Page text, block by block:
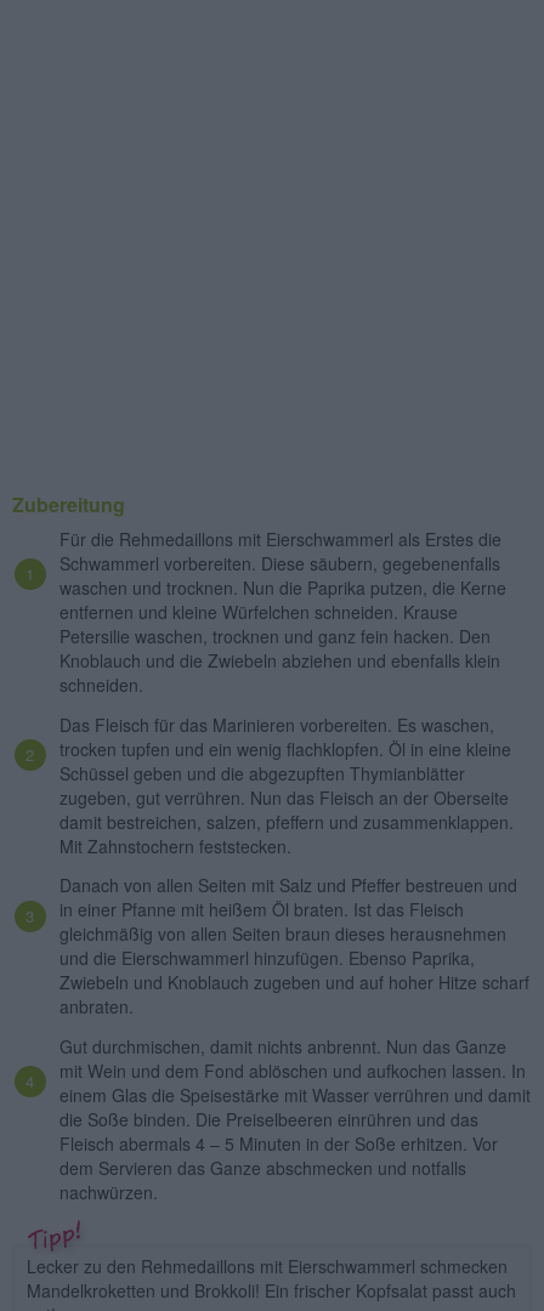
Zubereitung
Für die Rehmedaillons mit Eierschwammerl als Erstes die
Schwammerl vorbereiten. Diese säubern, gegebenenfalls
waschen und trocknen. Nun die Paprika putzen, die Kerne
entfernen und kleine Würfelchen schneiden. Krause
Petersilie waschen, trocknen und ganz fein hacken. Den
Knoblauch und die Zwiebeln abziehen und ebenfalls klein
schneiden.
Das Fleisch für das Marinieren vorbereiten. Es waschen,
trocken tupfen und ein wenig flachklopfen. Öl in eine kleine
Schüssel geben und die abgezupften Thymianblätter
zugeben, gut verrühren. Nun das Fleisch an der Oberseite
damit bestreichen, salzen, pfeffern und zusammenklappen.
Mit Zahnstochern feststecken.
Danach von allen Seiten mit Salz und Pfeffer bestreuen und
in einer Pfanne mit heißem Öl braten. Ist das Fleisch
gleichmäßig von allen Seiten braun dieses herausnehmen
und die Eierschwammerl hinzufügen. Ebenso Paprika,
Zwiebeln und Knoblauch zugeben und auf hoher Hitze scharf
anbraten.
Gut durchmischen, damit nichts anbrennt. Nun das Ganze
mit Wein und dem Fond ablöschen und aufkochen lassen. In
einem Glas die Speisestärke mit Wasser verrühren und damit
die Soße binden. Die Preiselbeeren einrühren und das
Fleisch abermals 4 – 5 Minuten in der Soße erhitzen. Vor
dem Servieren das Ganze abschmecken und notfalls
nachwürzen.
Lecker zu den Rehmedaillons mit Eierschwammerl schmecken
Mandelkroketten und Brokkoli! Ein frischer Kopfsalat passt auch